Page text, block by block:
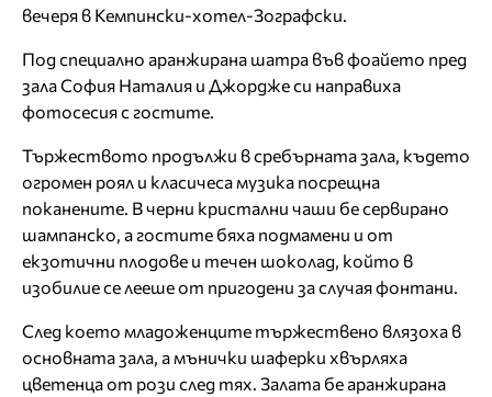
вечеря в Кемпински-хотел-Зографски.
Под специално аранжирана шатра във фоайето пред
зала София Наталия и Джордже си направиха
фотосесия с гостите.
Тържеството продължи в сребърната зала, където
огромен роял и класичеса музика посрещна
поканените. В черни кристални чаши бе сервирано
шампанско, а гостите бяха подмамени и от
екзотични плодове и течен шоколад, който в
изобилие се лееше от пригодени за случая фонтани.
След което младоженците тържествено влязоха в
основната зала, а мънички шаферки хвърляха
цветенца от рози след тях. Залата бе аранжирана